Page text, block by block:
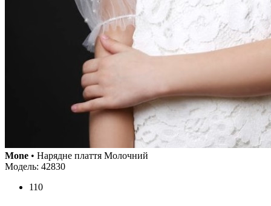
Mone • Нарядне плаття Молочний
Модель: 42830
110